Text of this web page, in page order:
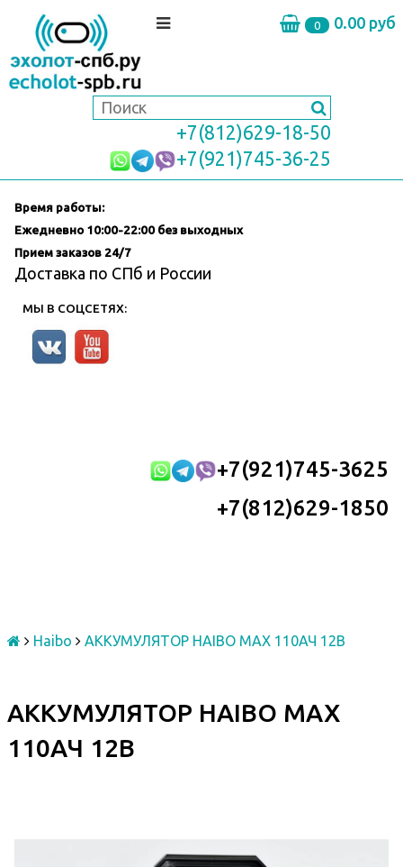
0 0.00 руб
+7(812)629-18-50
+7(921)745-36-25
Время работы:
Ежедневно 10:00-22:00 без выходных
Прием заказов 24/7
Доставка по СПб и России
МЫ В СОЦСЕТЯХ:
+7(921)745-3625
+7(812)629-1850
Haibo АККУМУЛЯТОР HAIBO MAX 110АЧ 12В
АККУМУЛЯТОР HAIBO MAX
110АЧ 12В